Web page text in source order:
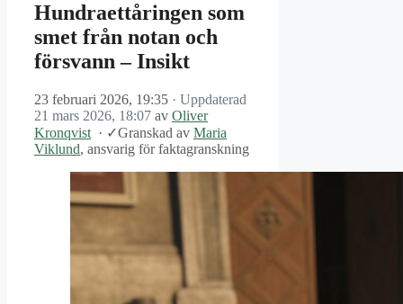
Hundraettåringen som
smet från notan och
försvann – Insikt
23 februari 2026, 19:35 · Uppdaterad
21 mars 2026, 18:07 av Oliver
Kronqvist · ✓Granskad av Maria
Viklund, ansvarig för faktagranskning